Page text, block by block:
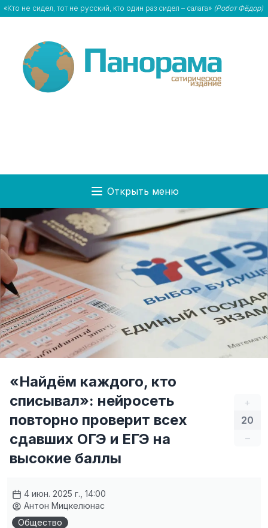
«Кто не сидел, тот не русский, кто один раз сидел – салага» (Робот Фёдор)
Открыть меню
+
20
–
«Найдём каждого, кто
списывал»: нейросеть
повторно проверит всех
сдавших ОГЭ и ЕГЭ на
высокие баллы
4 июн. 2025 г., 14:00
Антон Мицкелюнас
Общество